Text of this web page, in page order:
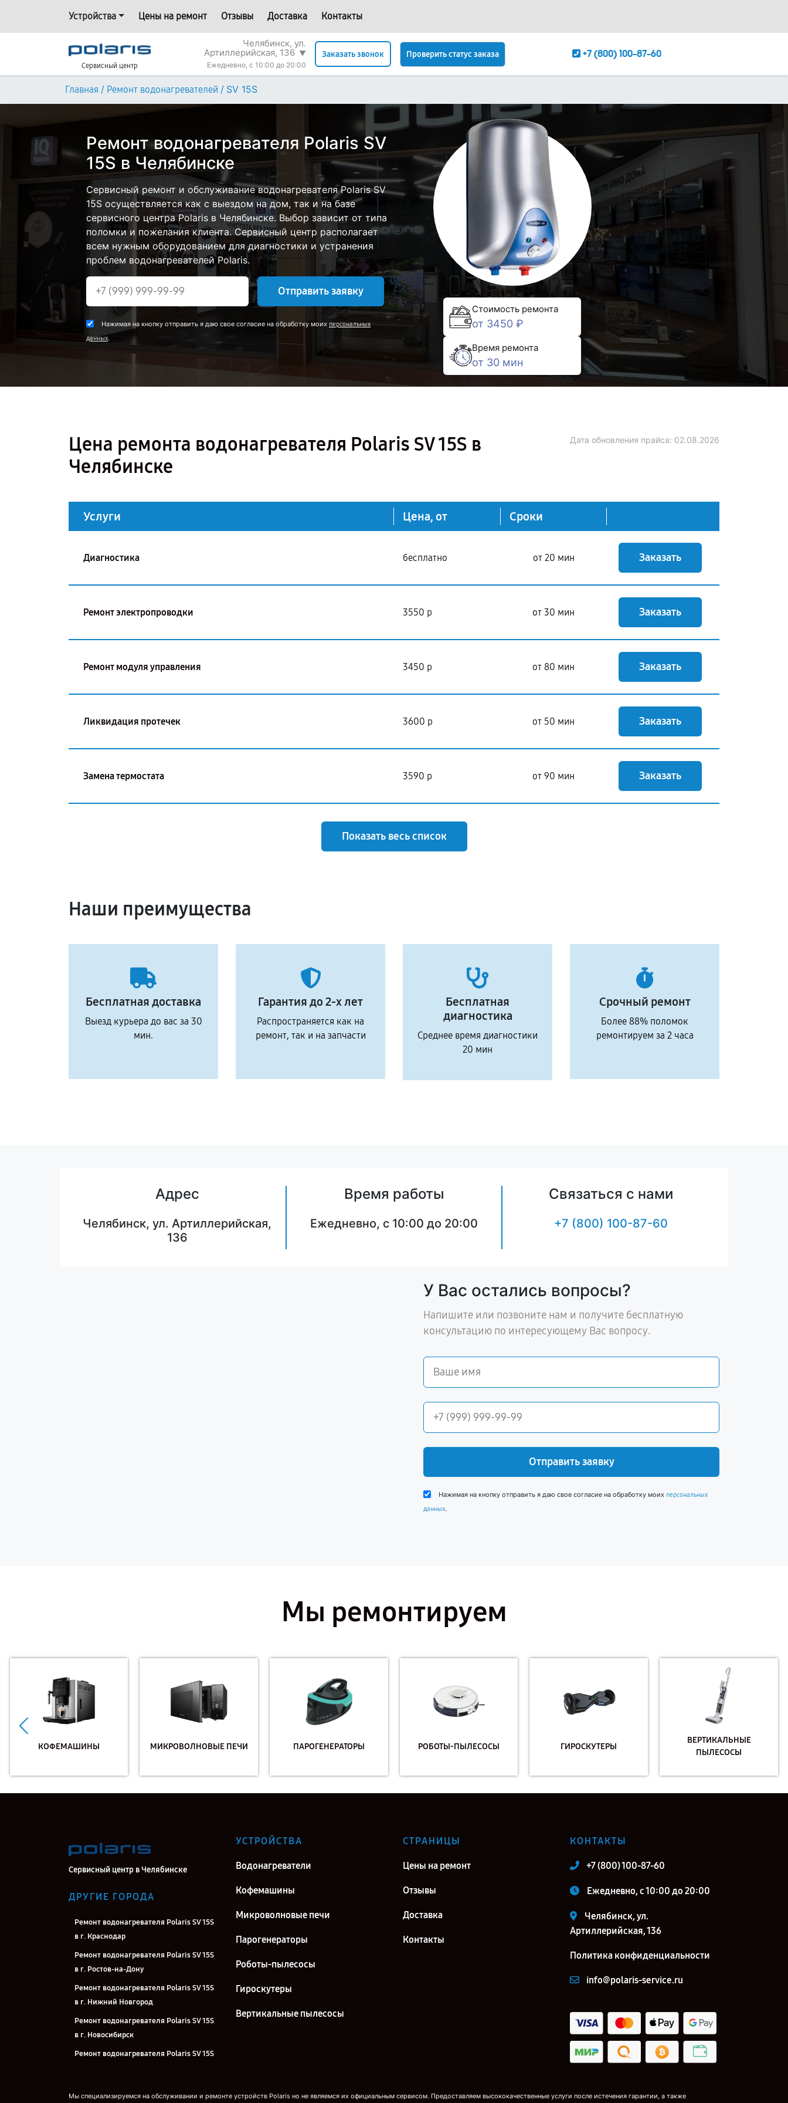
Устройства Цены на ремонт Отзывы Доставка Контакты
Сервисный центр
Челябинск, ул.
Артиллерийская, 136 ▼
Ежедневно, с 10:00 до 20:00
Заказать звонок Проверить статус заказа +7 (800) 100-87-60
Главная / Ремонт водонагревателей / SV 15S
Ремонт водонагревателя Polaris SV
15S в Челябинске
Сервисный ремонт и обслуживание водонагревателя Polaris SV
15S осуществляется как с выездом на дом, так и на базе
сервисного центра Polaris в Челябинске. Выбор зависит от типа
поломки и пожелания клиента. Сервисный центр располагает
всем нужным оборудованием для диагностики и устранения
проблем водонагревателей Polaris.
Отправить заявку
Нажимая на кнопку отправить я даю свое согласие на обработку моих персональных
данных.
Стоимость ремонта
от 3450 ₽
Время ремонта
от 30 мин
Цена ремонта водонагревателя Polaris SV 15S в
Челябинске
Дата обновления прайса: 02.08.2026
Услуги Цена, от Сроки
Диагностика бесплатно от 20 мин Заказать
Ремонт электропроводки 3550 р от 30 мин Заказать
Ремонт модуля управления 3450 р от 80 мин Заказать
Ликвидация протечек 3600 р от 50 мин Заказать
Замена термостата 3590 р от 90 мин Заказать
Показать весь список
Наши преимущества
Бесплатная доставка
Выезд курьера до вас за 30
мин.
Гарантия до 2-х лет
Распространяется как на
ремонт, так и на запчасти
Бесплатная
диагностика
Среднее время диагностики
20 мин
Срочный ремонт
Более 88% поломок
ремонтируем за 2 часа
Адрес
Челябинск, ул. Артиллерийская,
136
Время работы
Ежедневно, с 10:00 до 20:00
Связаться с нами
+7 (800) 100-87-60
У Вас остались вопросы?
Напишите или позвоните нам и получите бесплатную
консультацию по интересующему Вас вопросу.
Отправить заявку
Нажимая на кнопку отправить я даю свое согласие на обработку моих персональных
данных.
Мы ремонтируем
КОФЕМАШИНЫ МИКРОВОЛНОВЫЕ ПЕЧИ ПАРОГЕНЕРАТОРЫ РОБОТЫ-ПЫЛЕСОСЫ ГИРОСКУТЕРЫ
ВЕРТИКАЛЬНЫЕ
ПЫЛЕСОСЫ
Сервисный центр в Челябинске
ДРУГИЕ ГОРОДА
Ремонт водонагревателя Polaris SV 15S
в г. Краснодар
Ремонт водонагревателя Polaris SV 15S
в г. Ростов-на-Дону
Ремонт водонагревателя Polaris SV 15S
в г. Нижний Новгород
Ремонт водонагревателя Polaris SV 15S
в г. Новосибирск
Ремонт водонагревателя Polaris SV 15S
в г. Казань
УСТРОЙСТВА
Водонагреватели
Кофемашины
Микроволновые печи
Парогенераторы
Роботы-пылесосы
Гироскутеры
Вертикальные пылесосы
СТРАНИЦЫ
Цены на ремонт
Отзывы
Доставка
Контакты
КОНТАКТЫ
+7 (800) 100-87-60
Ежедневно, с 10:00 до 20:00
Челябинск, ул.
Артиллерийская, 136
Политика конфиденциальности
info@polaris-service.ru
Мы специализируемся на обслуживании и ремонте устройств Polaris но не являемся их официальным сервисом. Предоставляем высококачественные услуги после истечения гарантии, а также